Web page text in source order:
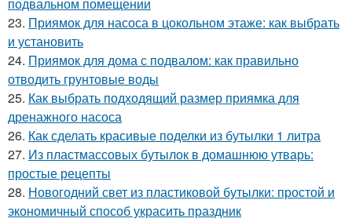
подвальном помещении
23. Приямок для насоса в цокольном этаже: как выбрать
и установить
24. Приямок для дома с подвалом: как правильно
отводить грунтовые воды
25. Как выбрать подходящий размер приямка для
дренажного насоса
26. Как сделать красивые поделки из бутылки 1 литра
27. Из пластмассовых бутылок в домашнюю утварь:
простые рецепты
28. Новогодний свет из пластиковой бутылки: простой и
экономичный способ украсить праздник